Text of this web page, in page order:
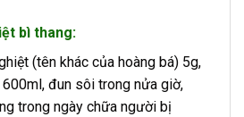
bì thang:
(tên khác của hoàng bá) 5g,
đun sôi trong nửa giờ,
trong ngày chữa người bị